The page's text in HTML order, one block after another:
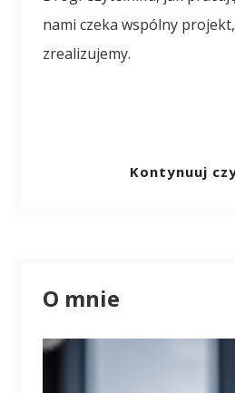
nami czeka wspólny
zrealizujemy.
Kontynuuj
O mnie